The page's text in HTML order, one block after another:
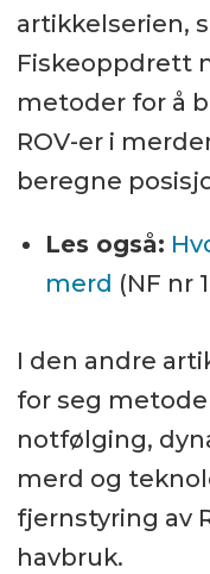
artikkelserien,
Fiskeoppdrett
metoder for å
ROV-er i
beregne
Les også:
merd (NF nr
I den andre
for seg
notfølging,
merd og
fjernstyring av
havbruk.